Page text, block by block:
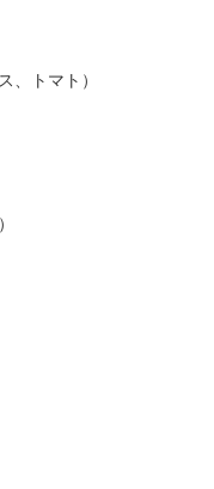
、トマト）